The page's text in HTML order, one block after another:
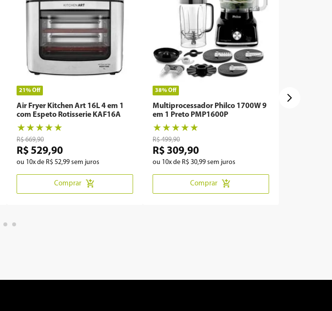
21%Off
Air Fryer Kitchen Art 16L 4 em 1
com Espeto Rotisserie KAF16A
★ ★ ★ ★ ★
R$ 669,90
R$ 529,90
ou 10x de R$ 52,99 sem juros
Comprar
38%Off
Multiprocessador Philco 1700W 9
em 1 Preto PMP1600P
★ ★ ★ ★ ★
R$ 499,90
R$ 309,90
ou 10x de R$ 30,99 sem juros
Comprar